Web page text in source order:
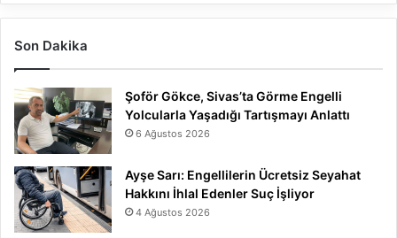
Son Dakika
Şoför Gökce, Sivas’ta Görme Engelli
Yolcularla Yaşadığı Tartışmayı Anlattı
6 Ağustos 2026
Ayşe Sarı: Engellilerin Ücretsiz Seyahat
Hakkını İhlal Edenler Suç İşliyor
4 Ağustos 2026